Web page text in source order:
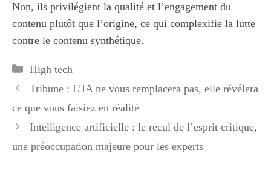
Non, ils privilégient la qualité et l’engagement du
contenu plutôt que l’origine, ce qui complexifie la lutte
contre le contenu synthétique.
Catégories
High tech
Tribune : L’IA ne vous remplacera pas, elle révélera
ce que vous faisiez en réalité
Intelligence artificielle : le recul de l’esprit critique,
une préoccupation majeure pour les experts